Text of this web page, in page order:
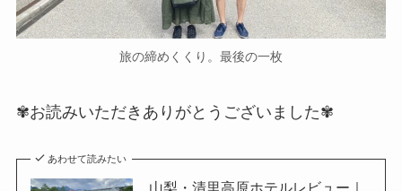
旅の締めくくり。最後の一枚
✾お読みいただきありがとうございました✾
あわせて読みたい
山梨・清里高原ホテルレビュー｜